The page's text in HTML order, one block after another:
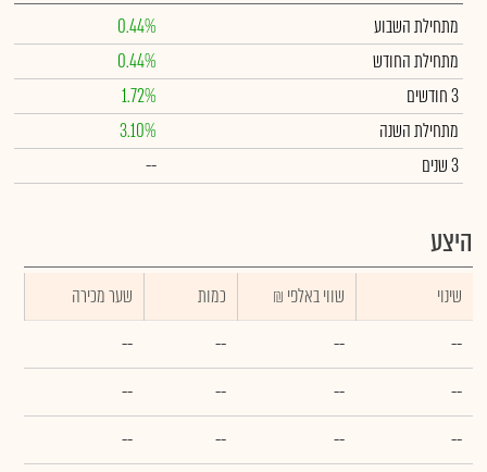
מתחילת השבוע
0.44%
מתחילת החודש
0.44%
3 חודשים
1.72%
מתחילת השנה
3.10%
3 שנים
--
היצע
שינוי ₪ שווי באלפי כמות
שער מכירה
--
--
--
--
--
--
--
--
--
--
--
--